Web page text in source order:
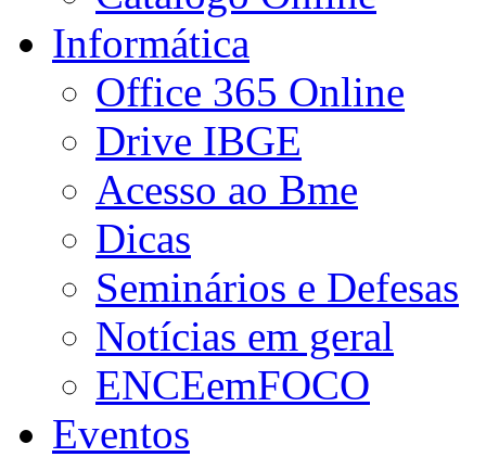
Informática
Office 365 Online
Drive IBGE
Acesso ao Bme
Dicas
Seminários e Defesas
Notícias em geral
ENCEemFOCO
Eventos